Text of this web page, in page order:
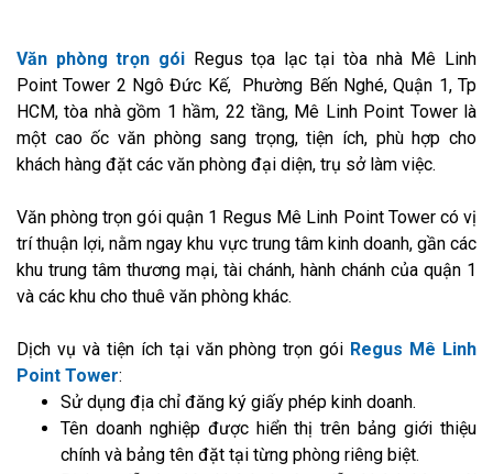
Văn phòng trọn góiRegus tọa lạc tại tòa nhà Mê Linh
Point Tower 2 Ngô Đức Kế, Phường Bến Nghé, Quận 1, Tp
HCM, tòa nhà gồm 1 hầm, 22 tầng, Mê Linh Point Tower là
một cao ốc văn phòng sang trọng, tiện ích, phù hợp cho
khách hàng đặt các văn phòng đại diện, trụ sở làm việc.
Văn phòng trọn gói quận 1 Regus Mê Linh Point Tower có vị
trí thuận lợi, nằm ngay khu vực trung tâm kinh doanh, gần các
khu trung tâm thương mại, tài chánh, hành chánh của quận 1
và các khu cho thuê văn phòng khác.
Dịch vụ và tiện ích tại văn phòng trọn gói Regus Mê Linh
Point Tower:
Sử dụng địa chỉ đăng ký giấy phép kinh doanh.
Tên doanh nghiệp được hiển thị trên bảng giới thiệu
chính và bảng tên đặt tại từng phòng riêng biệt.